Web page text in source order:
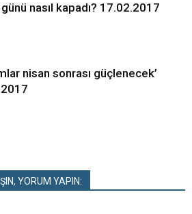
nasıl kapadı? 17.02.2017
nisan sonrası güçlenecek’
YORUM YAPIN: